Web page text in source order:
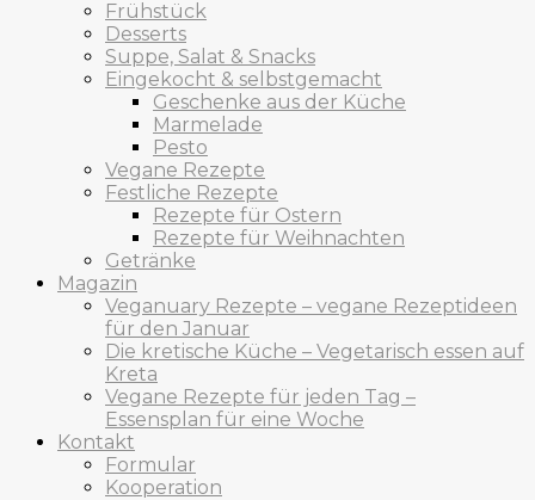
Frühstück
Desserts
Suppe, Salat & Snacks
Eingekocht & selbstgemacht
Geschenke aus der Küche
Marmelade
Pesto
Vegane Rezepte
Festliche Rezepte
Rezepte für Ostern
Rezepte für Weihnachten
Getränke
Magazin
Veganuary Rezepte – vegane Rezeptideen
für den Januar
Die kretische Küche – Vegetarisch essen auf
Kreta
Vegane Rezepte für jeden Tag –
Essensplan für eine Woche
Kontakt
Formular
Kooperation